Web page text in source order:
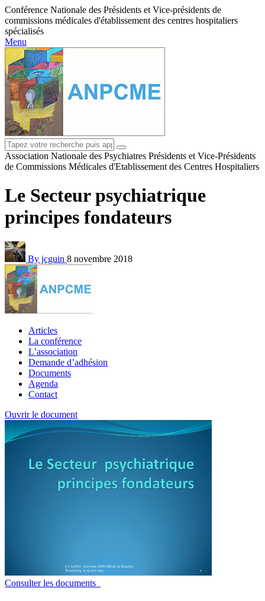
Conférence Nationale des Présidents et Vice-présidents de
commissions médicales d'établissement des centres hospitaliers
spécialisés
Menu
Association Nationale des Psychiatres Présidents et Vice-Présidents
de Commissions Médicales d'Etablissement des Centres Hospitaliers
Le Secteur psychiatrique
principes fondateurs
By jcguin 8 novembre 2018
Articles
La conférence
L’association
Demande d’adhésion
Documents
Agenda
Contact
Ouvrir le document
Consulter les documents